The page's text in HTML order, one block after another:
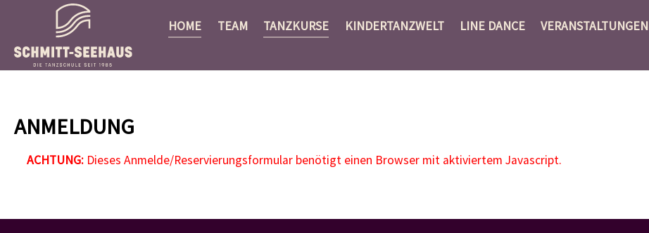
HOME TEAM TANZKURSE KINDERTANZWELT LINE DANCE VERANSTALTUNGEN
ANMELDUNG
ACHTUNG:Dieses Anmelde/Reservierungsformular benötigt einen Browser mit aktiviertem Javascript.